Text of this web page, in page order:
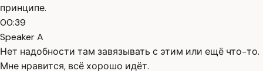
принципе.
00:39
Speaker A
Нет надобности там завязывать с этим или ещё что-то.
Мне нравится, всё хорошо идёт.